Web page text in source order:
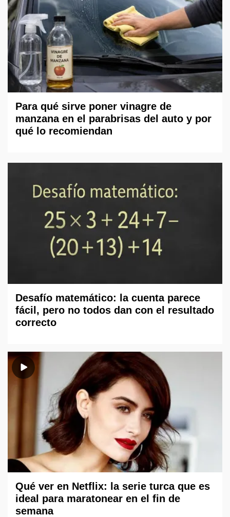
Para qué sirve poner vinagre de
manzana en el parabrisas del auto y por
qué lo recomiendan
Desafío matemático: la cuenta parece
fácil, pero no todos dan con el resultado
correcto
Qué ver en Netflix: la serie turca que es
ideal para maratonear en el fin de
semana